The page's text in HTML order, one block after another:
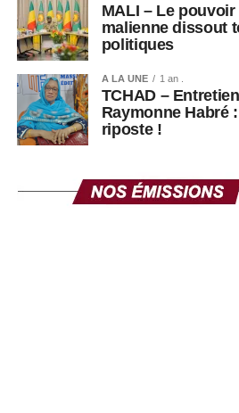
MALI – Le
malienne dissout
politiques
A LA UNE 1 an .
TCHAD –
Raymonne Habré
riposte !